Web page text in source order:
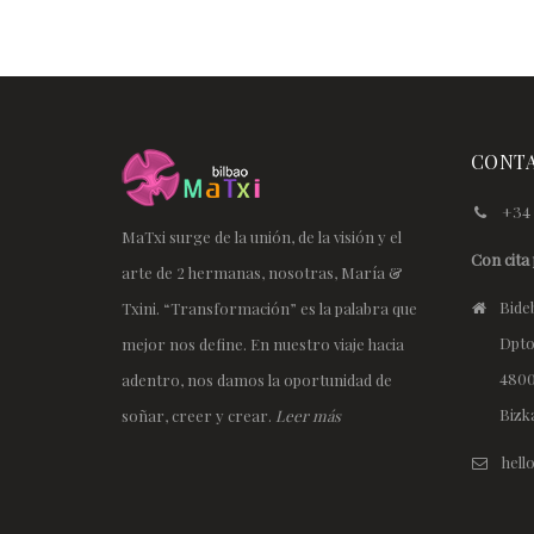
MaTxi surge de la unión, de la visión y el
arte de 2 hermanas, nosotras, María &
Txini. “Transformación” es la palabra que
mejor nos define. En nuestro viaje hacia
adentro, nos damos la oportunidad de
soñar, creer y crear. Leer más
+34
Con cita